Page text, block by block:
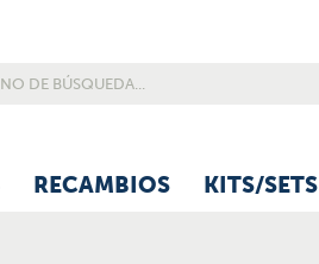
RECAMBIOS KITS/SETS